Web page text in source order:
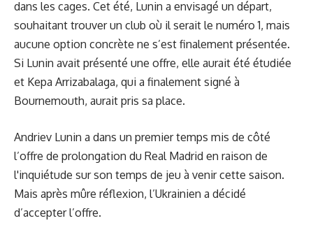
dans les cages. Cet été, Lunin a envisagé un départ,
souhaitant trouver un club où il serait le numéro 1, mais
aucune option concrète ne s’est finalement présentée.
Si Lunin avait présenté une offre, elle aurait été étudiée
et Kepa Arrizabalaga, qui a finalement signé à
Bournemouth, aurait pris sa place.
Andriev Lunin a dans un premier temps mis de côté
l’offre de prolongation du Real Madrid en raison de
l'inquiétude sur son temps de jeu à venir cette saison.
Mais après mûre réflexion, l’Ukrainien a décidé
d’accepter l’offre.